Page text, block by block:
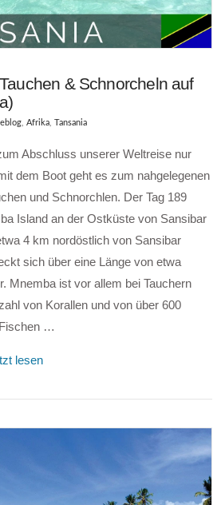
VIEW POST
& Schnorcheln auf
,Afrika ,Tansania
Abschluss unserer Weltreise nur
dem Boot geht es zum nahgelegenen
und Schnorchlen. Der Tag 189
Island an der Ostküste von Sansibar
4 km nordöstlich von Sansibar
sich über eine Länge von etwa
Mnemba ist vor allem bei Tauchern
von Korallen und von über 600
…
lesen